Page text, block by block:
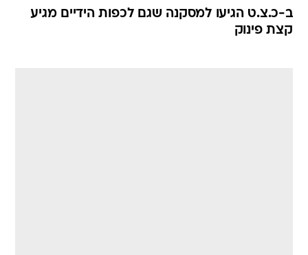
ב-כ.צ.ט הגיעו למסקנה שגם לכפות הידיים מגיע
קצת פינוק